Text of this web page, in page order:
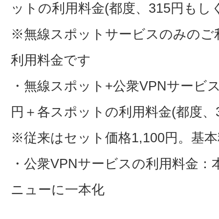
ットの利用料金(都度、315円もし
※無線スポットサービスのみのご
利用料金です
・無線スポット+公衆VPNサービ
円＋各スポットの利用料金(都度
※従来はセット価格1,100円。基
・公衆VPNサービスの利用料金
ニューに一本化